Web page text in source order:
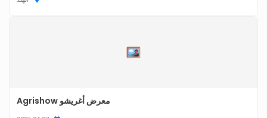
معرض أغريشو Agrishow